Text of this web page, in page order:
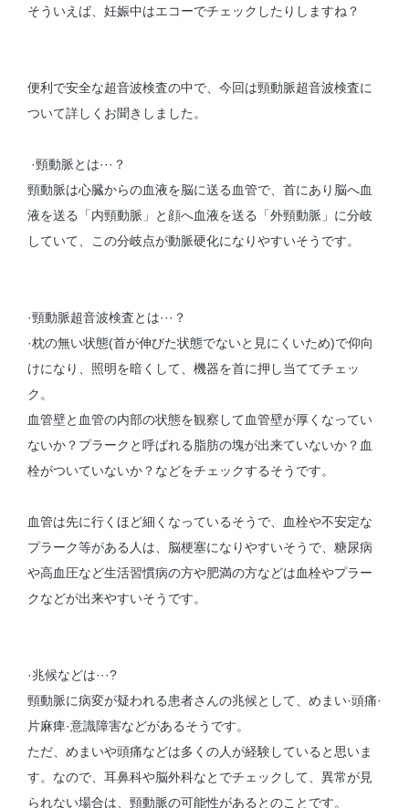
そういえば、妊娠中はエコーでチェックしたりしますね？
便利で安全な超音波検査の中で、今回は頸動脈超音波検査に
ついて詳しくお聞きしました。
·頸動脈とは···？
頸動脈は心臓からの血液を脳に送る血管で、首にあり脳へ血
液を送る「内頸動脈」と顔へ血液を送る「外頸動脈」に分岐
していて、この分岐点が動脈硬化になりやすいそうです。
·頸動脈超音波検査とは···？
·枕の無い状態(首が伸びた状態でないと見にくいため)で仰向
けになり、照明を暗くして、機器を首に押し当ててチェッ
ク。
血管壁と血管の内部の状態を観察して血管壁が厚くなってい
ないか？プラークと呼ばれる脂肪の塊が出来ていないか？血
栓がついていないか？などをチェックするそうです。
血管は先に行くほど細くなっているそうで、血栓や不安定な
プラーク等がある人は、脳梗塞になりやすいそうで、糖尿病
や高血圧など生活習慣病の方や肥満の方などは血栓やプラー
クなどが出来やすいそうです。
·兆候などは···?
頸動脈に病変が疑われる患者さんの兆候として、めまい·頭痛·
片麻痺·意識障害などがあるそうです。
ただ、めまいや頭痛などは多くの人が経験していると思いま
す。なので、耳鼻科や脳外科なとでチェックして、異常が見
られない場合は、頸動脈の可能性があるとのことです。